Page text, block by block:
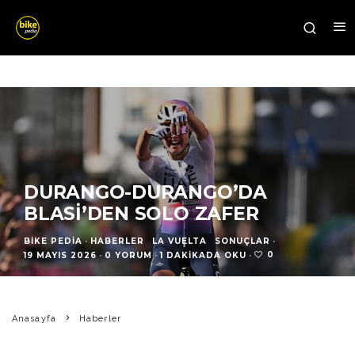
DURANGO-DURANGO’DA
BLASI’DEN SOLO ZAFER
BIKE PEDIA · HABERLER LA VUELTA SONUÇLAR ·
19 MAYIS 2026 · 0 YORUM · 1 DAKIKADA OKU · 0
Anasayfa Haberler